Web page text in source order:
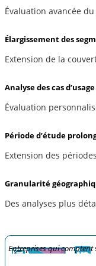
Évaluation avancée
Élargissement des
Extension de la
Analyse des cas d’usage
Évaluation
Période d’étude
Extension des
Granularité
Des analyses plus
Entreprises qui comptent